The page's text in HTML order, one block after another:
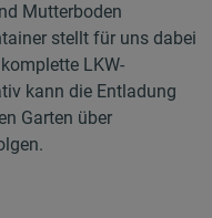
Mutterboden
stellt für uns dabei
LKW-
kann die Entladung
Garten über